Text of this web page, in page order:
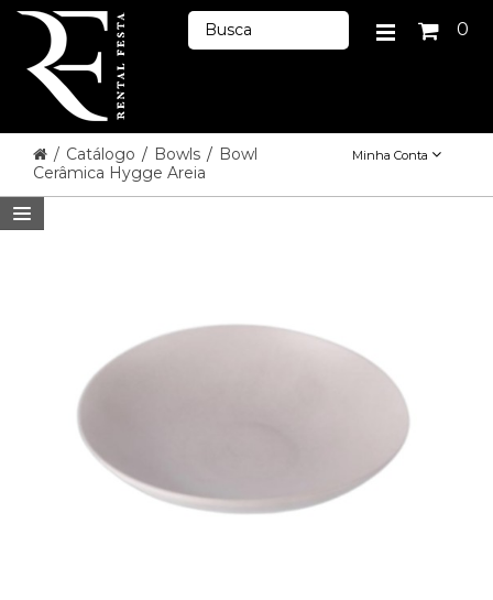
0
/ Catálogo / Bowls / Bowl
Cerâmica Hygge Areia
Minha Conta